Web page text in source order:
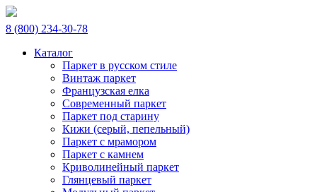
8 (800) 234-30-78
Каталог
Паркет в русском стиле
Винтаж паркет
Французская елка
Современный паркет
Паркет под старину
Кижи (серый, пепельный)
Паркет с мрамором
Паркет с камнем
Криволинейный паркет
Глянцевый паркет